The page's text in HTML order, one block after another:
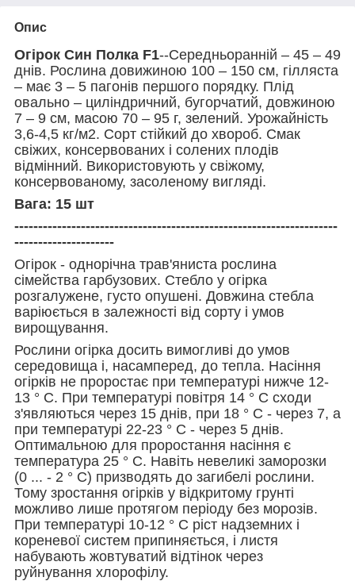
Опис
Огірок Син Полка F1--Середньоранній – 45 – 49
днів. Рослина довижиною 100 – 150 см, гілляста
– має 3 – 5 пагонів першого порядку. Плід
овально – циліндричний, бугорчатий, довжиною
7 – 9 см, масою 70 – 95 г, зелений. Урожайність
3,6-4,5 кг/м2. Сорт стійкий до хвороб. Смак
свіжих, консервованих і солених плодів
відмінний. Використовують у свіжому,
консервованому, засоленому вигляді.
Вага: 15 шт
--------------------------------------------------------------------
---------------------
Огірок - однорічна трав'яниста рослина
сімейства гарбузових. Стебло у огірка
розгалужене, густо опушені. Довжина стебла
варіюється в залежності від сорту і умов
вирощування.
Рослини огірка досить вимогливі до умов
середовища і, насамперед, до тепла. Насіння
огірків не проростає при температурі нижче 12-
13 ° С. При температурі повітря 14 ° С сходи
з'являються через 15 днів, при 18 ° С - через 7, а
при температурі 22-23 ° С - через 5 днів.
Оптимальною для проростання насіння є
температура 25 ° С. Навіть невеликі заморозки
(0 ... - 2 ° С) призводять до загибелі рослини.
Тому зростання огірків у відкритому грунті
можливо лише протягом періоду без морозів.
При температурі 10-12 ° С ріст надземних і
кореневої систем припиняється, і листя
набувають жовтуватий відтінок через
руйнування хлорофілу.